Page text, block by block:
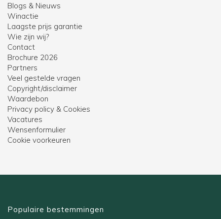
Blogs & Nieuws
Winactie
Laagste prijs garantie
Wie zijn wij?
Contact
Brochure 2026
Partners
Veel gestelde vragen
Copyright/disclaimer
Waardebon
Privacy policy & Cookies
Vacatures
Wensenformulier
Cookie voorkeuren
Populaire bestemmingen